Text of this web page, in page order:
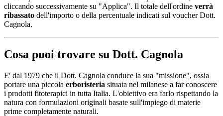
cliccando successivamente su "Applica". Il totale dell'ordine verrà
ribassato dell'importo o della percentuale indicati sul voucher Dott.
Cagnola.
Cosa puoi trovare su Dott. Cagnola
E' dal 1979 che il Dott. Cagnola conduce la sua "missione", ossia
portare una piccola erboristeria situata nel milanese a far conoscere
i prodotti fitoterapici in tutta Italia. L'obiettivo era farlo rispettando la
natura con formulazioni originali basate sull'impiego di materie
prime completamente naturali.